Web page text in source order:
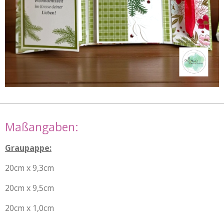
Maßangaben:
Graupappe:
20cm x 9,3cm
20cm x 9,5cm
20cm x 1,0cm